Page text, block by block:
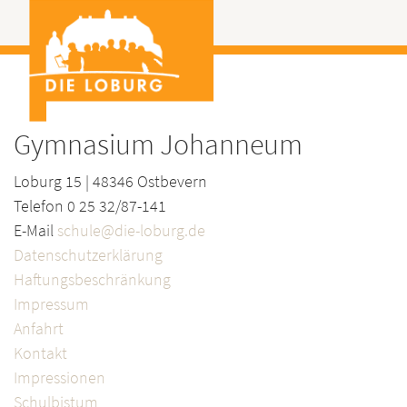
Gymnasium Johanneum
Loburg 15 | 48346 Ostbevern
Telefon 0 25 32/87-141
E-Mail schule@die-loburg.de
Datenschutzerklärung
Haftungsbeschränkung
Impressum
Anfahrt
Kontakt
Impressionen
Schulbistum